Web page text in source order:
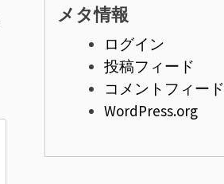
メタ情報
ログイン
投稿フィード
コメントフィード
WordPress.org